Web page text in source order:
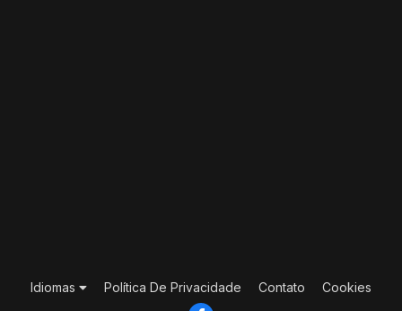
Idiomas Política De Privacidade Contato Cookies